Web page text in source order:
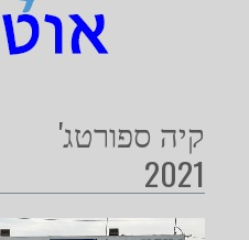
קיה ספורטג'
2021